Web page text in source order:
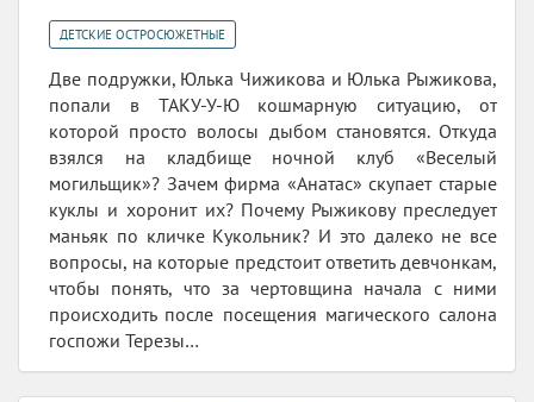
ДЕТСКИЕ ОСТРОСЮЖЕТНЫЕ
Две подружки, Юлька Чижикова и Юлька Рыжикова,
попали в ТАКУ-У-Ю кошмарную ситуацию, от
которой просто волосы дыбом становятся. Откуда
взялся на кладбище ночной клуб «Веселый
могильщик»? Зачем фирма «Анатас» скупает старые
куклы и хоронит их? Почему Рыжикову преследует
маньяк по кличке Кукольник? И это далеко не все
вопросы, на которые предстоит ответить девчонкам,
чтобы понять, что за чертовщина начала с ними
происходить после посещения магического салона
госпожи Терезы…